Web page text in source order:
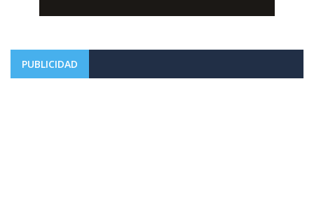
PUBLICIDAD